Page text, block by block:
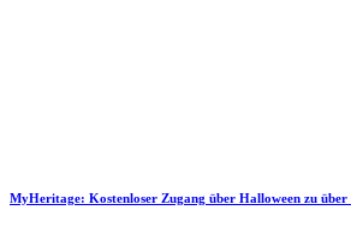
MyHeritage: Kostenloser Zugang über Halloween zu